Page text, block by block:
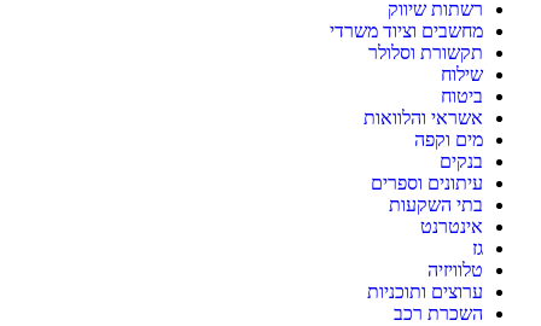
רשתות שיווק
מחשבים וציוד משרדי
תקשורת וסלולר
שילוח
ביטוח
אשראי והלוואות
מים וקפה
בנקים
עיתונים וספרים
בתי השקעות
אינטרנט
גז
טלוויזיה
ערוצים ותוכניות
השכרת רכב